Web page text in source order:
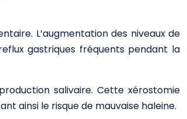
L’augmentation des niveaux de
gastriques fréquents pendant la
salivaire. Cette xérostomie
ainsi le risque de mauvaise haleine.